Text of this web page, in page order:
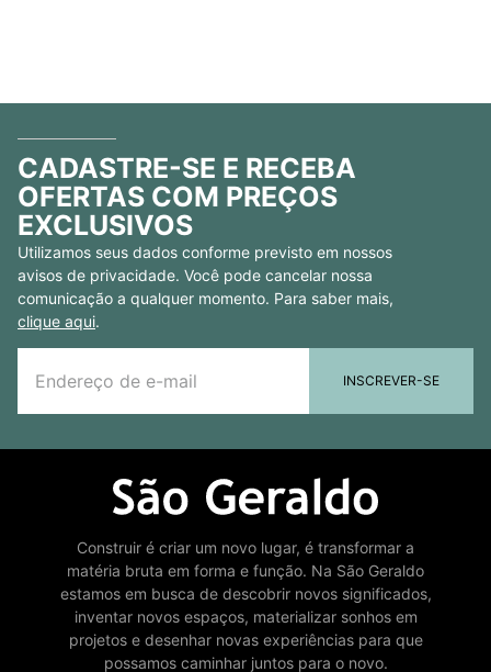
CADASTRE-SE E RECEBA
OFERTAS COM PREÇOS
EXCLUSIVOS
Utilizamos seus dados conforme previsto em nossos
avisos de privacidade. Você pode cancelar nossa
comunicação a qualquer momento. Para saber mais,
clique aqui.
INSCREVER-SE
Construir é criar um novo lugar, é transformar a
matéria bruta em forma e função. Na São Geraldo
estamos em busca de descobrir novos significados,
inventar novos espaços, materializar sonhos em
projetos e desenhar novas experiências para que
possamos caminhar juntos para o novo.